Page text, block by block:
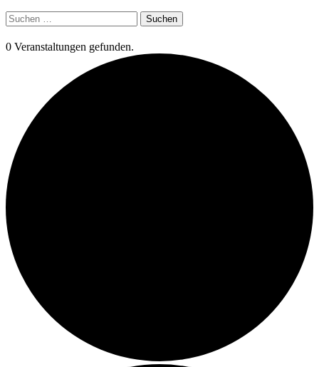
Suchen
nach:
0 Veranstaltungen gefunden.